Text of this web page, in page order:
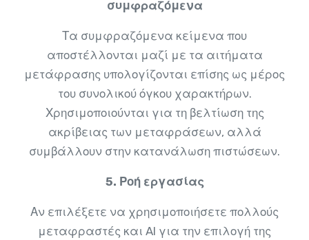
συμφραζόμενα
Τα συμφραζόμενα κείμενα που
αποστέλλονται μαζί με τα αιτήματα
μετάφρασης υπολογίζονται επίσης ως μέρος
του συνολικού όγκου χαρακτήρων.
Χρησιμοποιούνται για τη βελτίωση της
ακρίβειας των μεταφράσεων, αλλά
συμβάλλουν στην κατανάλωση πιστώσεων.
5. Ροή εργασίας
Αν επιλέξετε να χρησιμοποιήσετε πολλούς
μεταφραστές και AI για την επιλογή της